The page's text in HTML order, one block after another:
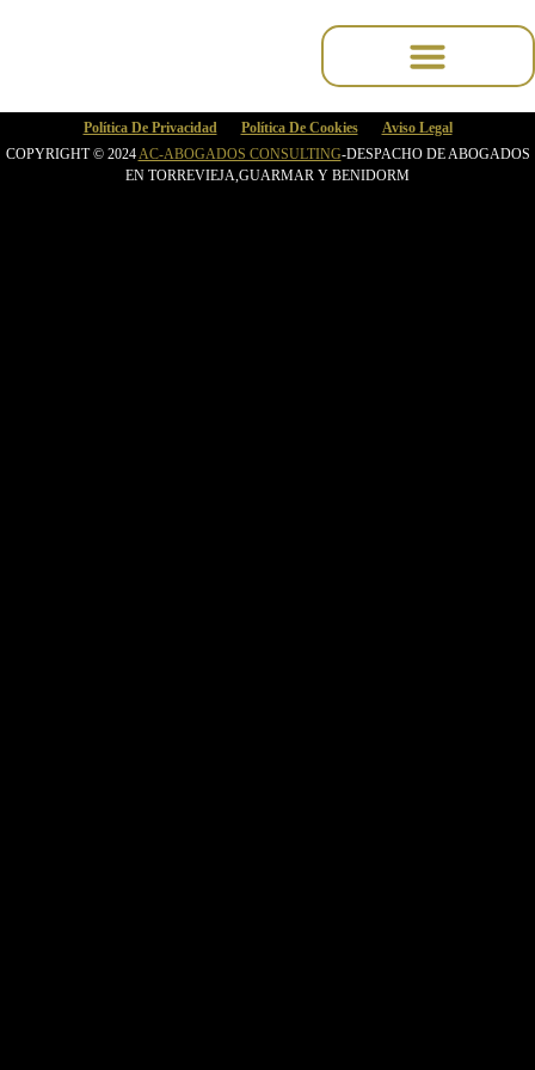
Política De Privacidad Política De Cookies
Aviso Legal
COPYRIGHT © 2024AC-ABOGADOS CONSULTING-DESPACHO DE ABOGADOS
EN TORREVIEJA,GUARMAR Y BENIDORM